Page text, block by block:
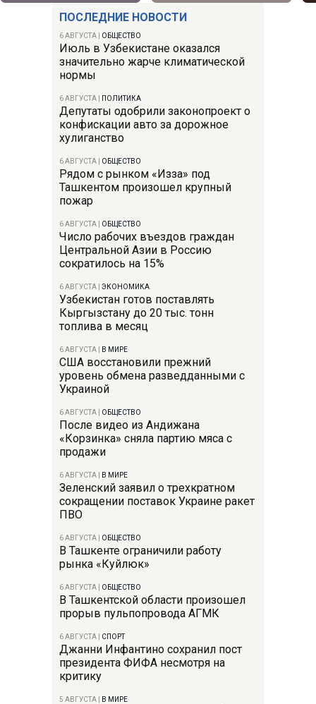
ПОСЛЕДНИЕ НОВОСТИ
6 АВГУСТА ОБЩЕСТВО
Июль в Узбекистане оказался
значительно жарче климатической
нормы
6 АВГУСТА ПОЛИТИКА
Депутаты одобрили законопроект о
конфискации авто за дорожное
хулиганство
6 АВГУСТА ОБЩЕСТВО
Рядом с рынком «Изза» под
Ташкентом произошел крупный
пожар
6 АВГУСТА ОБЩЕСТВО
Число рабочих въездов граждан
Центральной Азии в Россию
сократилось на 15%
6 АВГУСТА ЭКОНОМИКА
Узбекистан готов поставлять
Кыргызстану до 20 тыс. тонн
топлива в месяц
6 АВГУСТА В МИРЕ
США восстановили прежний
уровень обмена разведданными с
Украиной
6 АВГУСТА ОБЩЕСТВО
После видео из Андижана
«Корзинка» сняла партию мяса с
продажи
6 АВГУСТА В МИРЕ
Зеленский заявил о трехкратном
сокращении поставок Украине ракет
ПВО
6 АВГУСТА ОБЩЕСТВО
В Ташкенте ограничили работу
рынка «Куйлюк»
6 АВГУСТА ОБЩЕСТВО
В Ташкентской области произошел
прорыв пульпопровода АГМК
6 АВГУСТА СПОРТ
Джанни Инфантино сохранил пост
президента ФИФА несмотря на
критику
5 АВГУСТА В МИРЕ